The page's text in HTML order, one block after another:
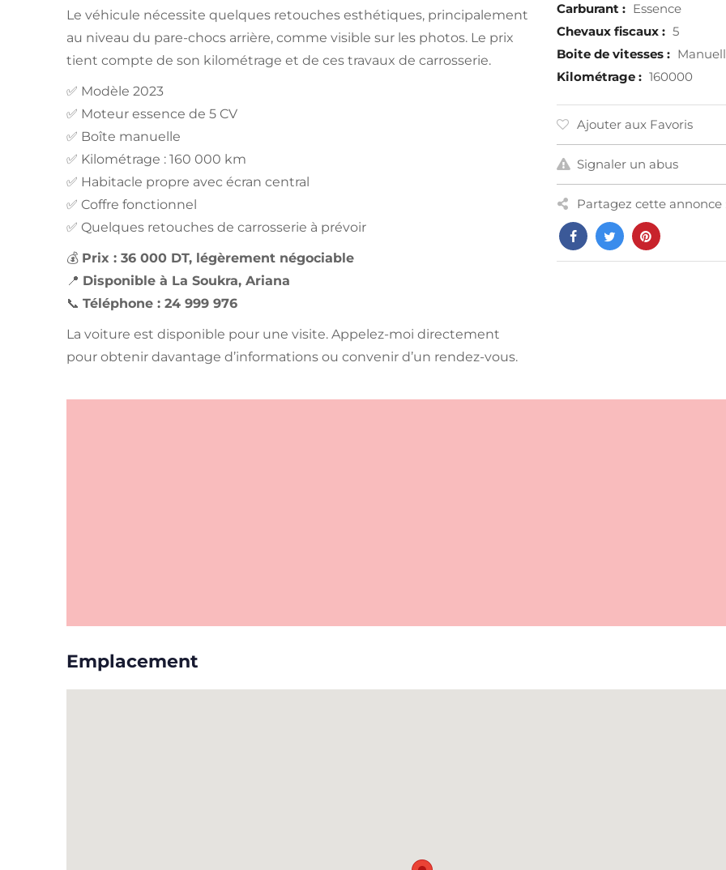
Le véhicule nécessite quelques retouches esthétiques, principalement
au niveau du pare-chocs arrière, comme visible sur les photos. Le prix
tient compte de son kilométrage et de ces travaux de carrosserie.
✅ Modèle 2023
✅ Moteur essence de 5 CV
✅ Boîte manuelle
✅ Kilométrage : 160 000 km
✅ Habitacle propre avec écran central
✅ Coffre fonctionnel
✅ Quelques retouches de carrosserie à prévoir
💰 Prix : 36 000 DT, légèrement négociable
📍 Disponible à La Soukra, Ariana
📞 Téléphone : 24 999 976
La voiture est disponible pour une visite. Appelez-moi directement
pour obtenir davantage d’informations ou convenir d’un rendez-vous.
Carburant : Essence
Chevaux fiscaux : 5
Boite de vitesses :
Kilométrage : 160000
Ajouter aux Favoris
Signaler un abus
Partagez cette annonce
Emplacement